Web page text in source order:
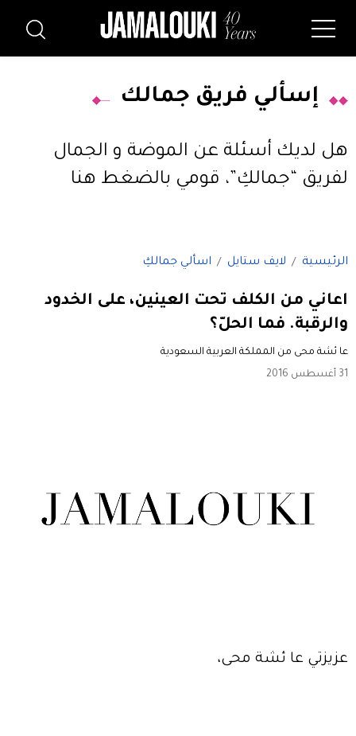
إسألي فريق جمالك
هل لديك أسئلة عن الموضة و الجمال
لفريق “جمالكِ”، قومي بالضغط هنا
الرئيسية لايف ستايل اسألي جمالكِ
اعاني من الكلف تحت العينين، على الخدود
والرقبة. فما الحلّ؟
عا ئشة محى من المملكة العربية السعودية
31 أغسطس 2016
عزيزتي عا ئشة محى،